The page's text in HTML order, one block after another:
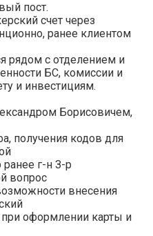
пост.
счет через
ранее клиентом
рядом с отделением и
БС, комиссии и
и инвестициям.
Борисовичем,
получения кодов для
г-н З-р
вопрос
внесения
при оформлении карты и